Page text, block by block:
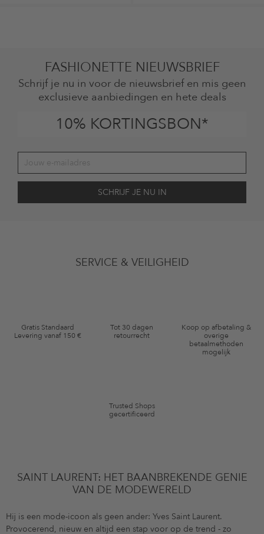
FASHIONETTE NIEUWSBRIEF
Schrijf je nu in voor de nieuwsbrief en mis geen
exclusieve aanbiedingen en hete deals
10% KORTINGSBON*
gegevens gebruikt voor reclamedoeleinden conform de bepalingen
Waardebonvoorwaarden
*De kortingsbon is vanaf de registratie 60 dagen eenmalig geldig. Niet
geldig op de categorie kleding en pre-loved artikelen. Bepaalde merken
SERVICE & VEILIGHEID
Gratis Standaard
Levering vanaf 150 €
Tot 30 dagen
retourrecht
Koop op afbetaling &
overige
betaalmethoden
mogelijk
Trusted Shops
gecertificeerd
SAINT LAURENT: HET BAANBREKENDE GENIE
VAN DE MODEWERELD
Hij is een mode-icoon als geen ander: Yves Saint Laurent.
Provocerend, nieuw en altijd een stap voor op de trend - zo